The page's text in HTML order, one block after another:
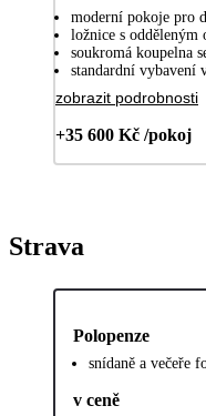
moderní pokoje pro
ložnice s odděleným
soukromá koupelna
standardní vybavení
zobrazit podrobnosti
+35 600 Kč /pokoj
Strava
Polopenze
snídaně a večeře
v ceně